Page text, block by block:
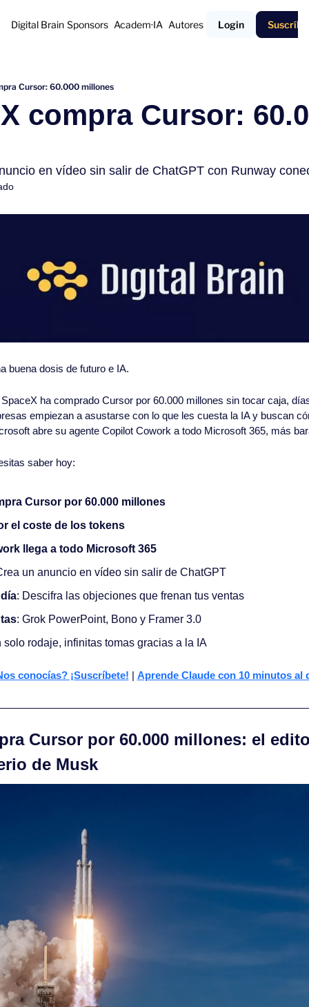
Digital Brain Sponsors Academ·IA Autores Login
Cursor: 60.000 millones
compra Cursor:
en vídeo sin salir de ChatGPT con Runway
buena dosis de futuro e IA.
ha comprado Cursor por 60.000 millones sin tocar caja,
empiezan a asustarse con lo que les cuesta la IA y buscan
abre su agente Copilot Cowork a todo Microsoft 365, más
saber hoy:
Cursor por 60.000 millones
el coste de los tokens
llega a todo Microsoft 365
un anuncio en vídeo sin salir de ChatGPT
: Descifra las objeciones que frenan tus ventas
: Grok PowerPoint, Bono y Framer 3.0
solo rodaje, infinitas tomas gracias a la IA
conocías? ¡Suscríbete! | Aprende Claude con 10 minutos al
Cursor por 60.000 millones: el
de Musk